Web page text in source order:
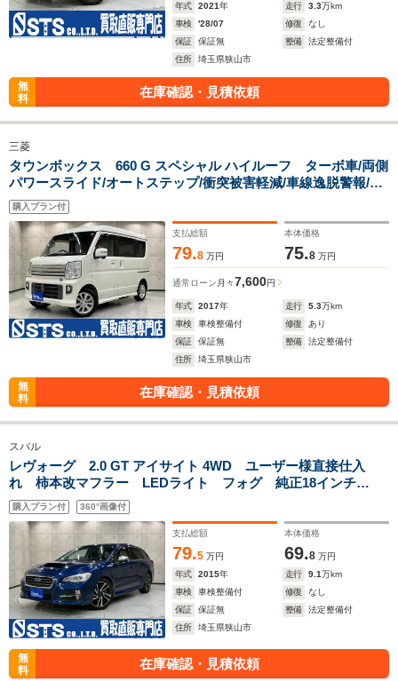
年式 2021年 走行 3.3万km
車検
'28/07 修復
なし
保証
保証無 整備
法定整備付
住所
埼玉県狭山市
無
料
在庫確認・見積依頼
三菱
タウンボックス 660 G スペシャル ハイルーフ ターボ車/両側
パワースライド/オートステップ/衝突被害軽減/車線逸脱警報/後
退時ブレーキサポート/ハイビームアシスト/純正ナビ/フルセグ/
バックカメラ/ETC/プッシュスタート/純正14インチAW
購入プラン付
支払総額
79.8 万円
本体価格
75.8 万円
通常ローン 月々7,600円
年式 2017年 走行 5.3万km
車検
車検整備付 修復
あり
保証
保証無 整備
法定整備付
住所
埼玉県狭山市
無
料
在庫確認・見積依頼
スバル
レヴォーグ 2.0 GT アイサイト 4WD ユーザー様直接仕入
れ 柿本改マフラー LEDライト フォグ 純正18インチ
AW 社外ナビ フルセグTV Bluetooth パワーシート 革巻
きステア レーダークルーズ ドラレコ スマートキー ETC
購入プラン付 360°画像付
支払総額
79.5 万円
本体価格
69.8 万円
年式
2015年 走行 9.1万km
車検
車検整備付 修復
なし
保証
保証無 整備
法定整備付
住所
埼玉県狭山市
無
料
在庫確認・見積依頼